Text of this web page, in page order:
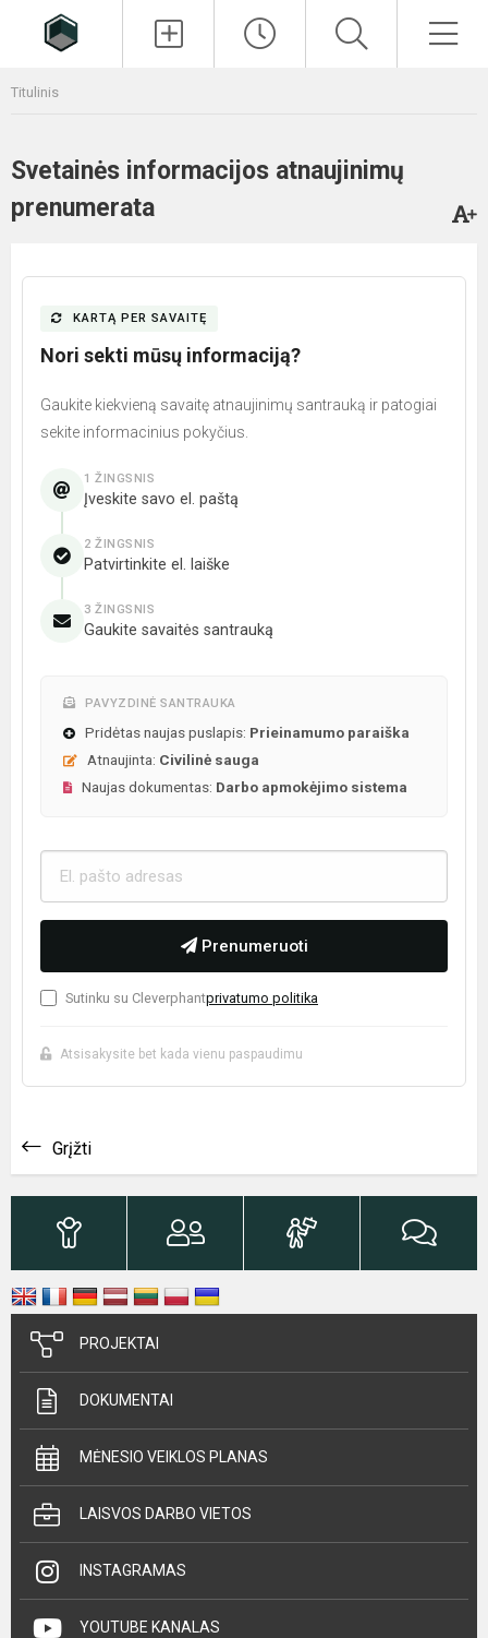
Titulinis
Svetainės informacijos atnaujinimų
prenumerata
KARTĄ PER SAVAITĘ
Nori sekti mūsų informaciją?
Gaukite kiekvieną savaitę atnaujinimų santrauką ir patogiai
sekite informacinius pokyčius.
1 ŽINGSNIS
Įveskite savo el. paštą
2 ŽINGSNIS
Patvirtinkite el. laiške
3 ŽINGSNIS
Gaukite savaitės santrauką
PAVYZDINĖ SANTRAUKA
Pridėtas naujas puslapis: Prieinamumo paraiška
Atnaujinta: Civilinė sauga
Naujas dokumentas: Darbo apmokėjimo sistema
Prenumeruoti
Sutinku su Cleverphantprivatumo politika
Atsisakysite bet kada vienu paspaudimu
Grįžti
PROJEKTAI
DOKUMENTAI
MĖNESIO VEIKLOS PLANAS
LAISVOS DARBO VIETOS
INSTAGRAMAS
YOUTUBE KANALAS